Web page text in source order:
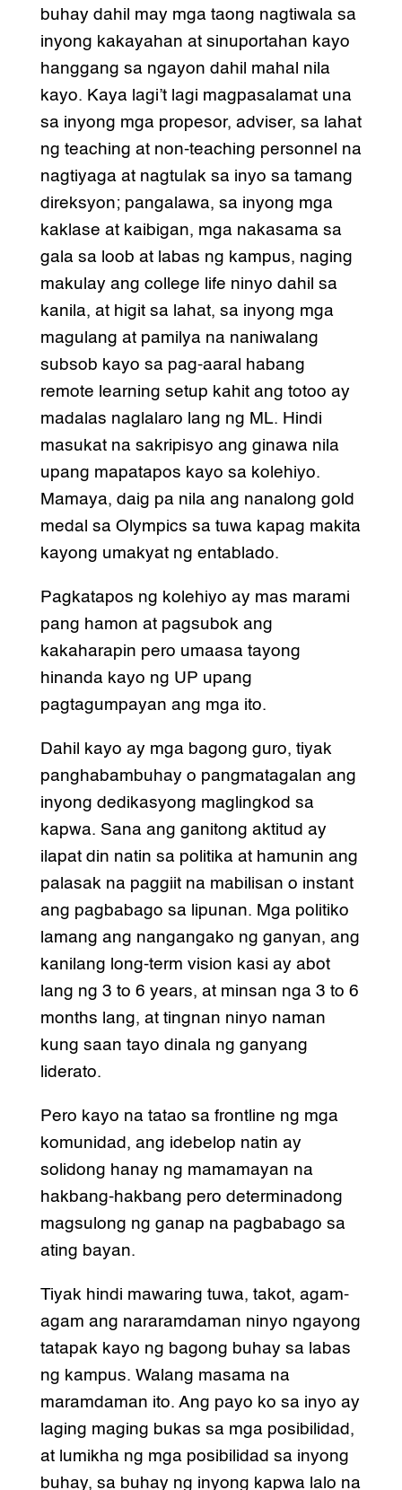
buhay dahil may mga taong nagtiwala sa
inyong kakayahan at sinuportahan kayo
hanggang sa ngayon dahil mahal nila
kayo. Kaya lagi’t lagi magpasalamat una
sa inyong mga propesor, adviser, sa lahat
ng teaching at non-teaching personnel na
nagtiyaga at nagtulak sa inyo sa tamang
direksyon; pangalawa, sa inyong mga
kaklase at kaibigan, mga nakasama sa
gala sa loob at labas ng kampus, naging
makulay ang college life ninyo dahil sa
kanila, at higit sa lahat, sa inyong mga
magulang at pamilya na naniwalang
subsob kayo sa pag-aaral habang
remote learning setup kahit ang totoo ay
madalas naglalaro lang ng ML. Hindi
masukat na sakripisyo ang ginawa nila
upang mapatapos kayo sa kolehiyo.
Mamaya, daig pa nila ang nanalong gold
medal sa Olympics sa tuwa kapag makita
kayong umakyat ng entablado.
Pagkatapos ng kolehiyo ay mas marami
pang hamon at pagsubok ang
kakaharapin pero umaasa tayong
hinanda kayo ng UP upang
pagtagumpayan ang mga ito.
Dahil kayo ay mga bagong guro, tiyak
panghabambuhay o pangmatagalan ang
inyong dedikasyong maglingkod sa
kapwa. Sana ang ganitong aktitud ay
ilapat din natin sa politika at hamunin ang
palasak na paggiit na mabilisan o instant
ang pagbabago sa lipunan. Mga politiko
lamang ang nangangako ng ganyan, ang
kanilang long-term vision kasi ay abot
lang ng 3 to 6 years, at minsan nga 3 to 6
months lang, at tingnan ninyo naman
kung saan tayo dinala ng ganyang
liderato.
Pero kayo na tatao sa frontline ng mga
komunidad, ang idebelop natin ay
solidong hanay ng mamamayan na
hakbang-hakbang pero determinadong
magsulong ng ganap na pagbabago sa
ating bayan.
Tiyak hindi mawaring tuwa, takot, agam-
agam ang nararamdaman ninyo ngayong
tatapak kayo ng bagong buhay sa labas
ng kampus. Walang masama na
maramdaman ito. Ang payo ko sa inyo ay
laging maging bukas sa mga posibilidad,
at lumikha ng mga posibilidad sa inyong
buhay, sa buhay ng inyong kapwa lalo na